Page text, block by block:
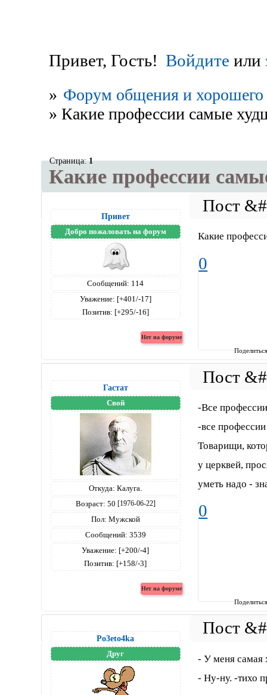
Привет, Гость! Войдите или
» Форум общения и хорошего
» Какие профессии самые
Какие профессии
Страница:1
Привет
Добро пожаловать на форум
Сообщений: 114
Уважение: [+401/-17]
Позитив: [+295/-16]
Какие
0
Гастат
Свой
Откуда: Калуга.
Возраст: 50 [1976-06-22]
Пол: Мужской
Сообщений: 3539
Уважение: [+200/-4]
Позитив: [+158/-3]
-Все
-все
Товарищи,
у церквей,
уметь надо -
0
Po3eto4ka
Друг
- У меня самая
- Ну-ну. -тихо